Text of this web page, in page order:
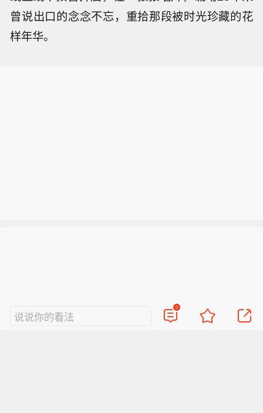
曾说出口的念念不忘，重拾那段被时光珍藏的花
样年华。
说说你的看法
0